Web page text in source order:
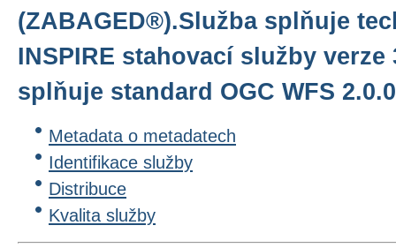
(ZABAGED®).Služba splňuje
INSPIRE stahovací služby verze
splňuje standard OGC WFS
Metadata o metadatech
Identifikace služby
Distribuce
Kvalita služby